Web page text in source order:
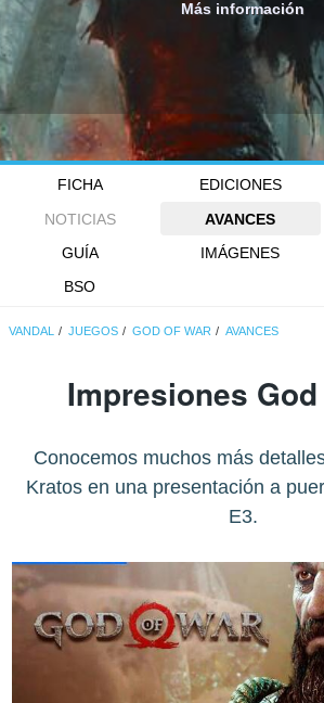
Más información
FICHA EDICIONES
NOTICIAS
AVANCES
GUÍA
IMÁGENES
BSO
VANDAL JUEGOS GOD OF WAR AVANCES
Impresiones
Conocemos muchos más
Kratos en una presentación a
E3.